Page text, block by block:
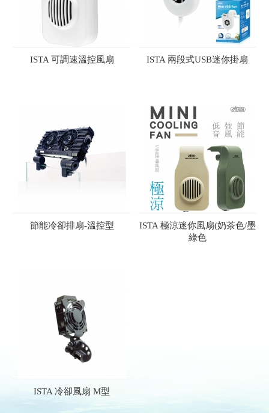
ISTA 可調速溫控風扇 ISTA 兩段式USB迷你掛扇
節能冷卻排扇-溫控型
ISTA 極涼迷你風扇(奶茶色/墨
綠色
ISTA 冷卻風扇 M型